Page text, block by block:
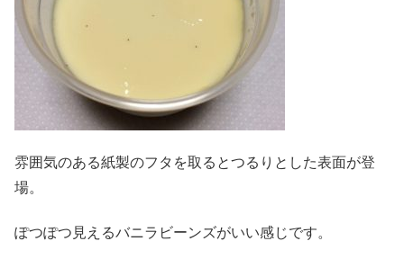
雰囲気のある紙製のフタを取るとつるりとした表面が登
場。
ぽつぽつ見えるバニラビーンズがいい感じです。